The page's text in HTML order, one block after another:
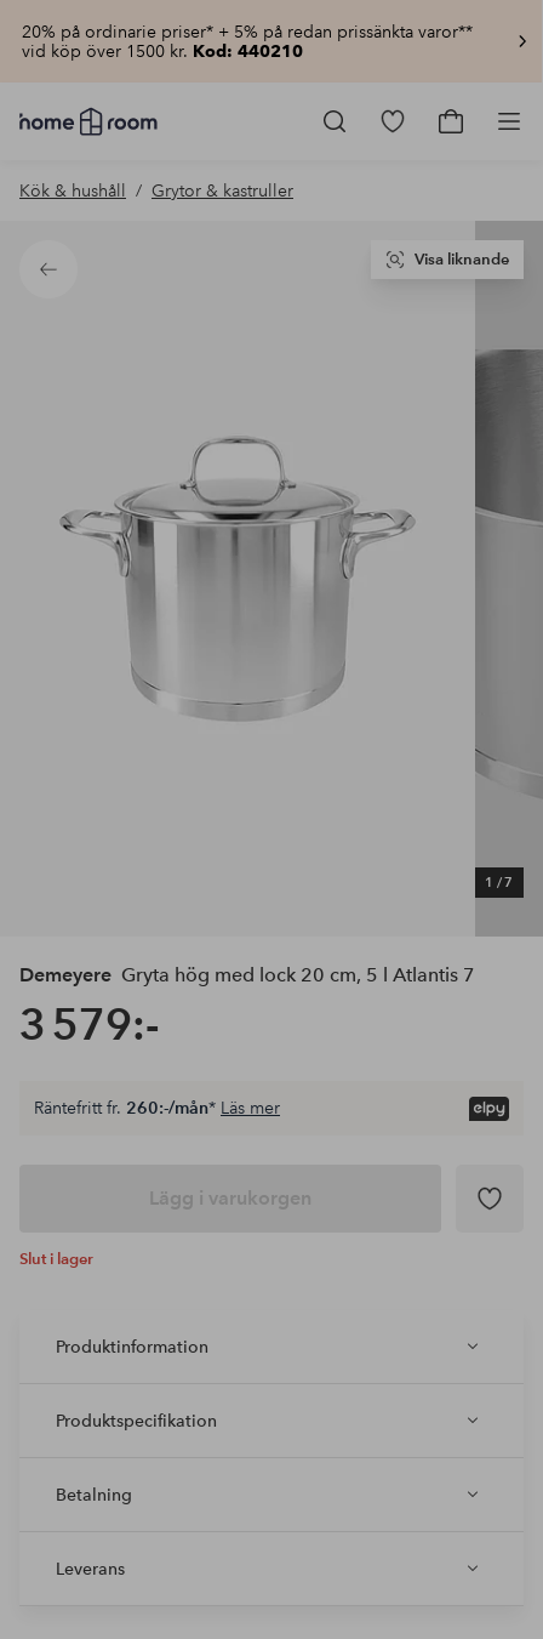
20% på ordinarie priser* + 5% på redan prissänkta varor**
vid köp över 1500 kr. Kod: 440210
Homeroom
–
hemmet
pris
Gå
Gå
Kök & hushåll Grytor & kastruller
Tillbaka
1 /7
Visa liknande
Demeyere Gryta hög med lock 20 cm, 5 l Atlantis 7
3 579:-
Räntefritt fr. 260:-/mån* Läs mer
Lägg i varukorgen
Slut i lager
Produktinformation
Produktspecifikation
Betalning
Leverans